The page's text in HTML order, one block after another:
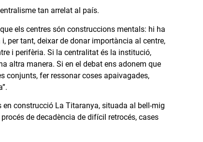
tan arrelat al país.
els centres són construccions mentals: hi ha
per tant, deixar de donar importància al centre,
i perifèria. Si la centralitat és la institució,
altra manera. Si en el debat ens adonem que
conjunts, fer ressonar coses apaivagades,
en construcció La Titaranya, situada al bell-mig
de decadència de difícil retrocés, cases